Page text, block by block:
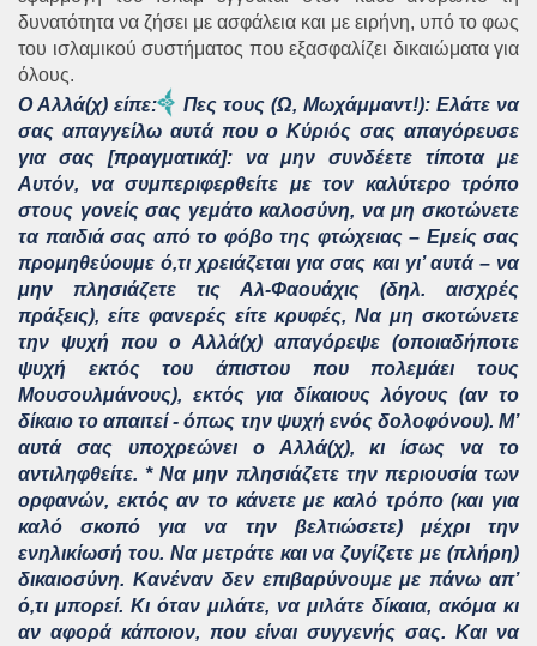
δυνατότητα να ζήσει με ασφάλεια και με ειρήνη, υπό το φως
του ισλαμικού συστήματος που εξασφαλίζει δικαιώματα για
όλους.
Ο Αλλά(χ) είπε:
Πες τους (Ω, Μωχάμμαντ!): Ελάτε να
σας απαγγείλω αυτά που ο Κύριός σας απαγόρευσε
για σας [πραγματικά]: να μην συνδέετε τίποτα με
Αυτόν, να συμπεριφερθείτε με τον καλύτερο τρόπο
στους γονείς σας γεμάτο καλοσύνη, να μη σκοτώνετε
τα παιδιά σας από το φόβο της φτώχειας – Εμείς σας
προμηθεύουμε ό,τι χρειάζεται για σας και γι’ αυτά – να
μην πλησιάζετε τις Αλ-Φαουάχις (δηλ. αισχρές
πράξεις), είτε φανερές είτε κρυφές, Να μη σκοτώνετε
την ψυχή που ο Αλλά(χ) απαγόρεψε (οποιαδήποτε
ψυχή εκτός του άπιστου που πολεμάει τους
Μουσουλμάνους), εκτός για δίκαιους λόγους (αν το
δίκαιο το απαιτεί - όπως την ψυχή ενός δολοφόνου). Μ’
αυτά σας υποχρεώνει ο Αλλά(χ), κι ίσως να το
αντιληφθείτε. * Να μην πλησιάζετε την περιουσία των
ορφανών, εκτός αν το κάνετε με καλό τρόπο (και για
καλό σκοπό για να την βελτιώσετε) μέχρι την
ενηλικίωσή του. Να μετράτε και να ζυγίζετε με (πλήρη)
δικαιοσύνη. Κανέναν δεν επιβαρύνουμε με πάνω απ’
ό,τι μπορεί. Κι όταν μιλάτε, να μιλάτε δίκαια, ακόμα κι
αν αφορά κάποιον, που είναι συγγενής σας. Και να